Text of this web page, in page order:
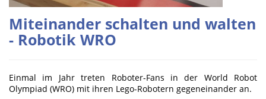
Miteinander schalten und walten
- Robotik WRO
Einmal im Jahr treten Roboter-Fans in der World Robot
Olympiad (WRO) mit ihren Lego-Robotern gegeneinander an.